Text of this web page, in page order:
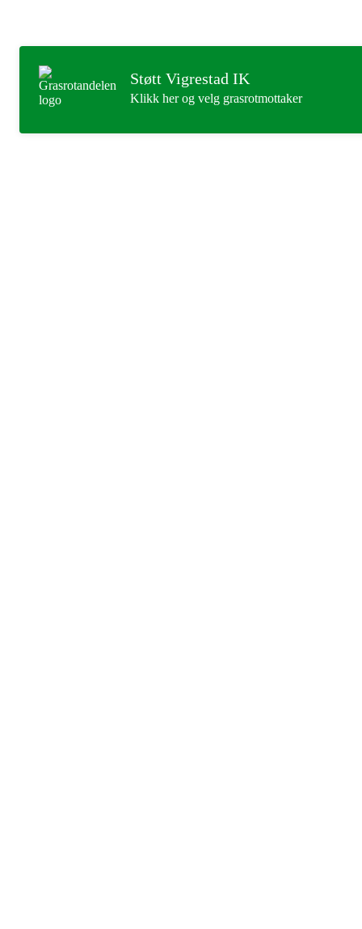
Støtt Vigrestad IK
Klikk her og velg grasrotmottaker